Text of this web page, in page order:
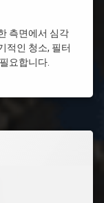
측면에서 심각
적인 청소, 필터
요합니다.